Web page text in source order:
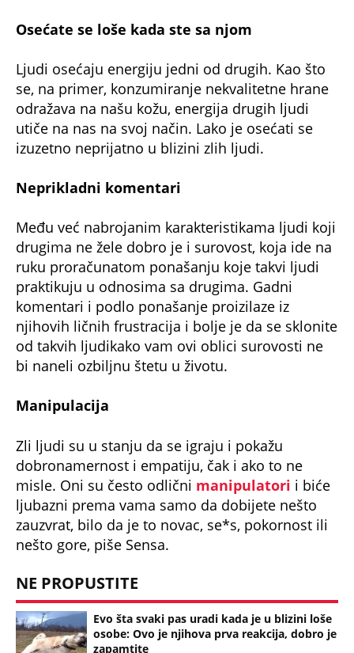
Osećate se loše kada ste sa njom
Ljudi osećaju energiju jedni od drugih. Kao što
se, na primer, konzumiranje nekvalitetne hrane
odražava na našu kožu, energija drugih ljudi
utiče na nas na svoj način. Lako je osećati se
izuzetno neprijatno u blizini zlih ljudi.
Neprikladni komentari
Među već nabrojanim karakteristikama ljudi koji
drugima ne žele dobro je i surovost, koja ide na
ruku proračunatom ponašanju koje takvi ljudi
praktikuju u odnosima sa drugima. Gadni
komentari i podlo ponašanje proizilaze iz
njihovih ličnih frustracija i bolje je da se sklonite
od takvih ljudikako vam ovi oblici surovosti ne
bi naneli ozbiljnu štetu u životu.
Manipulacija
Zli ljudi su u stanju da se igraju i pokažu
dobronamernost i empatiju, čak i ako to ne
misle. Oni su često odlični manipulatori i biće
ljubazni prema vama samo da dobijete nešto
zauzvrat, bilo da je to novac, se*s, pokornost ili
nešto gore, piše Sensa.
NE PROPUSTITE
Evo šta svaki pas uradi kada je u blizini loše
osobe: Ovo je njihova prva reakcija, dobro je
zapamtite